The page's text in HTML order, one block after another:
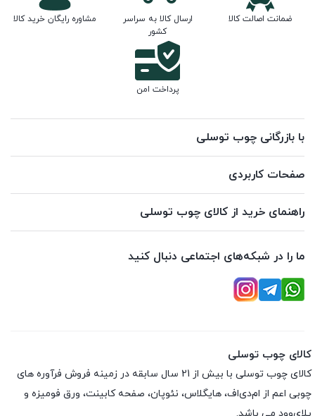
ضمانت اصالت کالا
ارسال کالا به سراسر
کشور
مشاوره رایگان خرید کالا
پرداخت امن
با بازرگانی چوب توسلی
صفحات کاربردی
راهنمای خرید از کالای چوب توسلی
ما را در شبکه‌های اجتماعی دنبال کنید
کالای چوب توسلی
کالای چوب توسلی با بیش از 21 سال سابقه در زمینه فروش فرآوره های
چوبی اعم از ام‌دی‌اف، هایگلاس، نئوپان، صفحه کابینت، ورق فومیزه و